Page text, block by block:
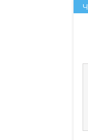
Skip
to